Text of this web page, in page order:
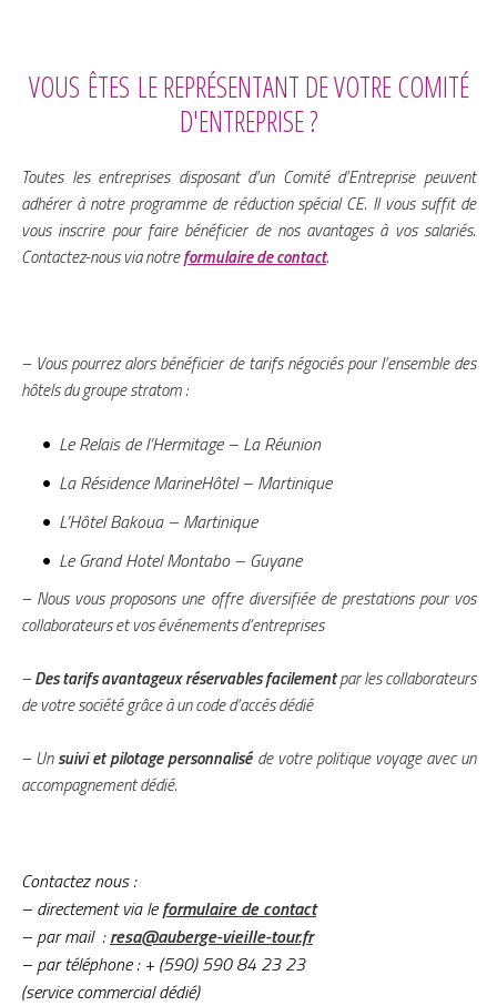
VOUS ÊTES LE REPRÉSENTANT DE VOTRE COMITÉ
D'ENTREPRISE ?
Toutes les entreprises disposant d’un Comité d’Entreprise peuvent
adhérer à notre programme de réduction spécial CE. Il vous suffit de
vous inscrire pour faire bénéficier de nos avantages à vos salariés.
Contactez-nous via notreformulaire de contact.
– Vous pourrez alorsbénéficier de tarifs négociés pour l’ensemble des
hôtels du groupe stratom :
Le Relais de l’Hermitage – La Réunion
La Résidence MarineHôtel – Martinique
L’Hôtel Bakoua – Martinique
Le Grand Hotel Montabo – Guyane
– Nous vous proposons une offre diversifiée de prestations pour vos
collaborateurs et vos événements d’entreprises
–Des tarifs avantageux réservables facilementpar les collaborateurs
de votre société grâce à un code d’accés dédié
– Unsuivi et pilotage personnaliséde votre politique voyage avec un
accompagnement dédié.
Contactez nous :
– directement via leformulaire de contact
– par mail :resa@auberge-vieille-tour.fr
– par téléphone: + (590) 590 84 23 23
(service commercial dédié)